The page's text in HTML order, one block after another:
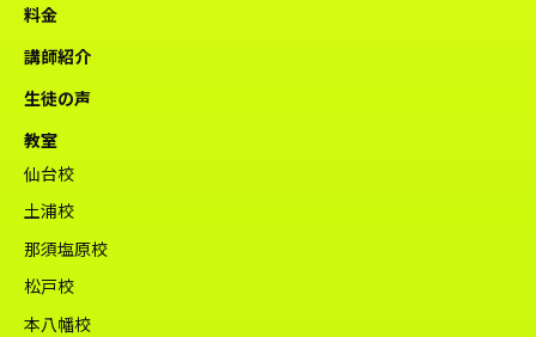
料金
講師紹介
生徒の声
教室
仙台校
土浦校
那須塩原校
松戸校
本八幡校